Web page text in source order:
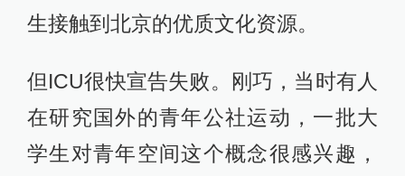
生接触到北京的优质文化资源。
但ICU很快宣告失败。刚巧，当时有人
在研究国外的青年公社运动，一批大
学生对青年空间这个概念很感兴趣，